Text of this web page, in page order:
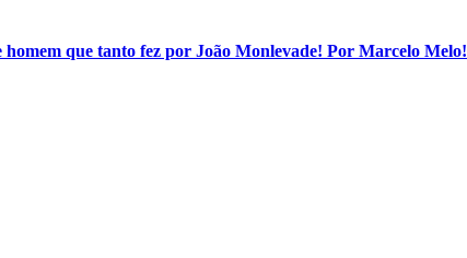
que tanto fez por João Monlevade! Por Marcelo Melo!